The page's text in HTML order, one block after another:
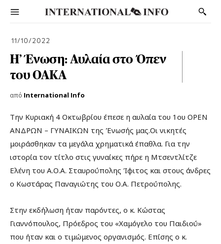
11/10/2022
Η’ Ένωση: Αυλαία στο Όπεν
του ΟΑΚΑ
από International Info
Την Κυριακή 4 Οκτωβρίου έπεσε η αυλαία του 1ου OPEN
ΑΝΔΡΩΝ – ΓΥΝΑΙΚΩΝ της Ένωσής μας.Οι νικητές
μοιράσθηκαν τα μεγάλα χρηματικά έπαθλα. Για την
ιστορία τον τίτλο στις γυναίκες πήρε η Μτσεντλίτζε
Ελένη του Α.Ο.Α. Σταυρούπολης Ίφιτος και στους άνδρες
ο Κωστάρας Παναγιώτης του Ο.Α. Πετρούπολης.
Στην εκδήλωση ήταν παρόντες, ο κ. Κώστας
Γιαννόπουλος, Πρόεδρος του «Χαμόγελο του Παιδιού»
που ήταν και ο τιμώμενος οργανισμός. Επίσης ο κ.